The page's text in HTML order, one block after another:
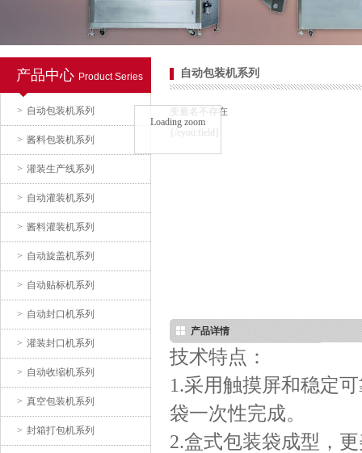
产品中心 Product Series
> 自动包装机系列
> 酱料包装机系列
> 灌装生产线系列
> 自动灌装机系列
> 酱料灌装机系列
> 自动旋盖机系列
> 自动贴标机系列
> 自动封口机系列
> 灌装封口机系列
> 自动收缩机系列
> 真空包装机系列
> 封箱打包机系列
粉剂预制袋包装机
插角式自动包装机
自动包装机系列
变量名不存在
Loading zoom
{/eyou:field}
产品详情
技术特点：
1.采用触摸屏和稳定
袋一次性完成。
2.盒式包装袋成型，